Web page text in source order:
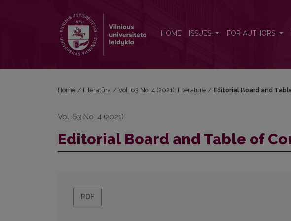
HOME ISSUES FOR AUTHORS
Home / Literatūra / Vol. 63 No. 4 (2021): Literature / Editorial Board and
Vol. 63 No. 4 (2021)
Editorial Board and Table of
PDF